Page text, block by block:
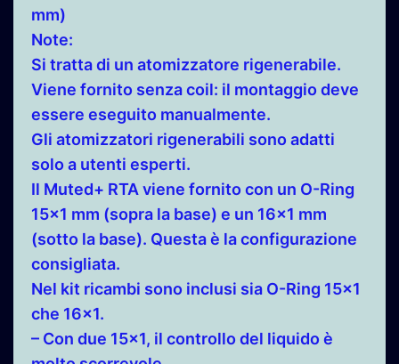
mm)
Note:
Si tratta di un atomizzatore rigenerabile.
Viene fornito senza coil: il montaggio deve
essere eseguito manualmente.
Gli atomizzatori rigenerabili sono adatti
solo a utenti esperti.
Il Muted+ RTA viene fornito con un O-Ring
15×1 mm (sopra la base) e un 16×1 mm
(sotto la base). Questa è la configurazione
consigliata.
Nel kit ricambi sono inclusi sia O-Ring 15×1
che 16×1.
– Con due 15×1, il controllo del liquido è